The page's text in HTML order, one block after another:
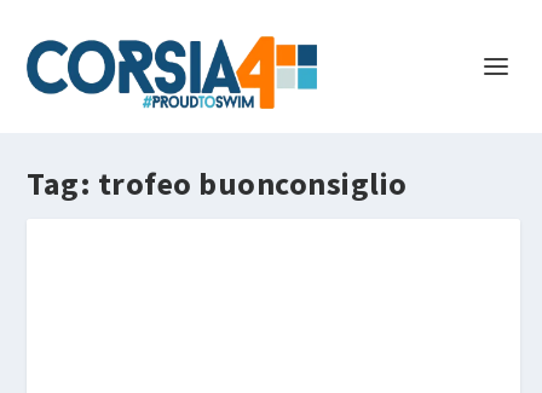
Tag: trofeo buonconsiglio